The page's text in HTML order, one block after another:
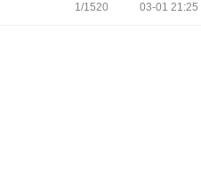
1/1520 03-01 21:25